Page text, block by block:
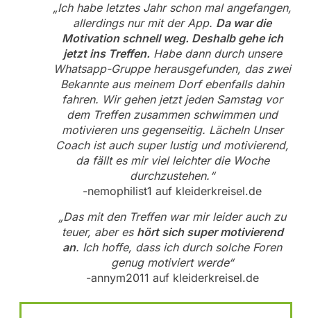
„Ich habe letztes Jahr schon mal angefangen,
allerdings nur mit der App. Da war die
Motivation schnell weg. Deshalb gehe ich
jetzt ins Treffen. Habe dann durch unsere
Whatsapp-Gruppe herausgefunden, das zwei
Bekannte aus meinem Dorf ebenfalls dahin
fahren. Wir gehen jetzt jeden Samstag vor
dem Treffen zusammen schwimmen und
motivieren uns gegenseitig. Lächeln Unser
Coach ist auch super lustig und motivierend,
da fällt es mir viel leichter die Woche
durchzustehen.“
-nemophilist1 auf kleiderkreisel.de
„Das mit den Treffen war mir leider auch zu
teuer, aber es hört sich super motivierend
an. Ich hoffe, dass ich durch solche Foren
genug motiviert werde“
-annym2011 auf kleiderkreisel.de